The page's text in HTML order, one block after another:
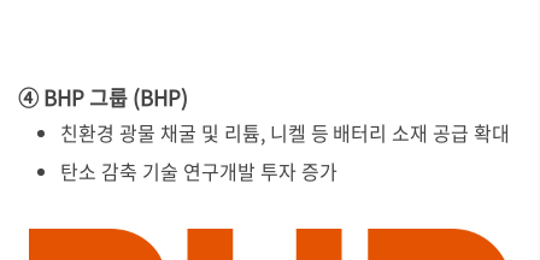
④ BHP 그룹 (BHP)
친환경 광물 채굴 및 리튬, 니켈 등 배터리 소재 공급 확대
탄소 감축 기술 연구개발 투자 증가